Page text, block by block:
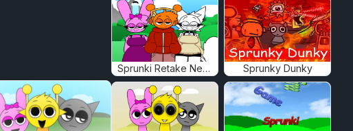
Sprunki Retake New Human Sprunky Dunky